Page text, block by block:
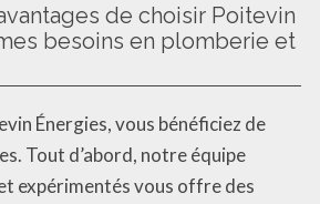
de choisir Poitevin
besoins en plomberie et
Énergies, vous bénéficiez de
Tout d’abord, notre équipe
expérimentés vous offre des